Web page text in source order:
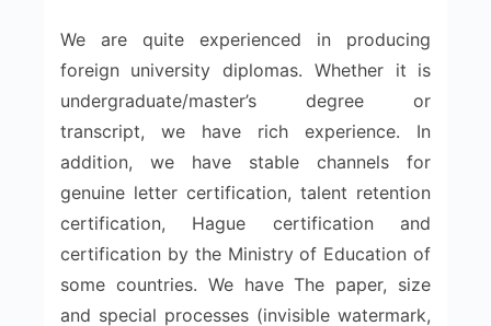
We are quite experienced in producing
foreign university diplomas. Whether it is
undergraduate/master’s degree or
transcript, we have rich experience. In
addition, we have stable channels for
genuine letter certification, talent retention
certification, Hague certification and
certification by the Ministry of Education of
some countries. We have The paper, size
and special processes (invisible watermark,